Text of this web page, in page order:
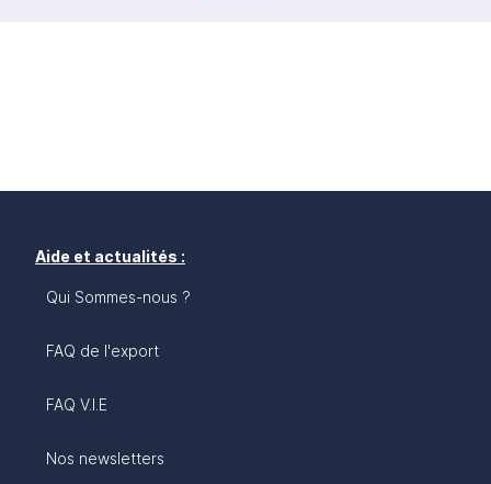
Aide et actualités :
Qui Sommes-nous ?
FAQ de l'export
FAQ V.I.E
Nos newsletters